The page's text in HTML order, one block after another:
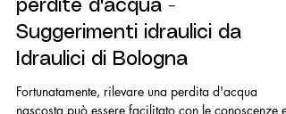
Come prevenire e riparare le
perdite d'acqua -
Idraulici di Bologna